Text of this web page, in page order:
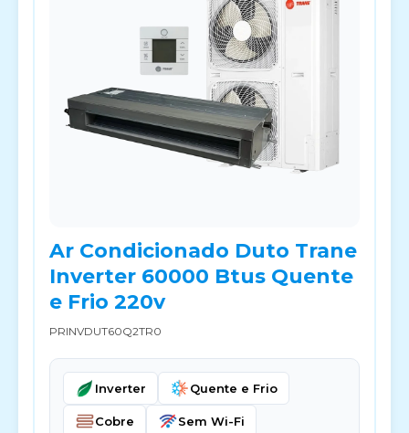
Ar Condicionado Duto Trane
Inverter 60000 Btus Quente
e Frio 220v
PRINVDUT60Q2TR0
Inverter Quente e Frio
Cobre Sem Wi-Fi